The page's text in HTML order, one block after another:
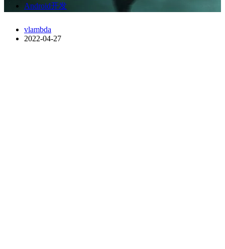
Android开发
vlambda
2022-04-27